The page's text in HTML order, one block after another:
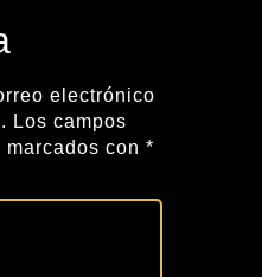
electrónico
Los campos
con *